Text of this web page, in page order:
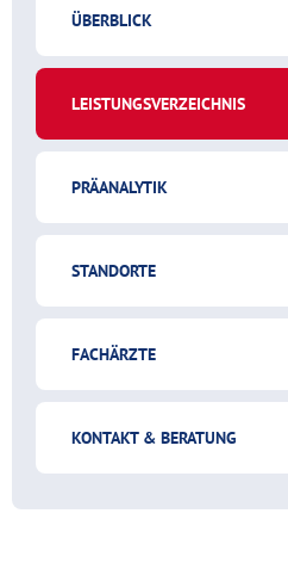
ÜBERBLICK
LEISTUNGSVERZEICHNIS
PRÄANALYTIK
STANDORTE
FACHÄRZTE
KONTAKT & BERATUNG